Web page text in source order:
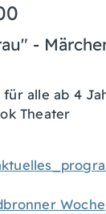
-
alle ab 4
Theater
Woche